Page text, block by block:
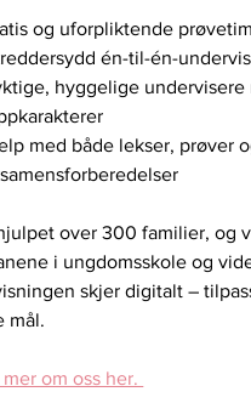
og uforpliktende
én-til-én-
hyggelige undervisere
med både lekser, prøver
over 300 familier, og
i ungdomsskole og
skjer digitalt –
mål.
om oss her.